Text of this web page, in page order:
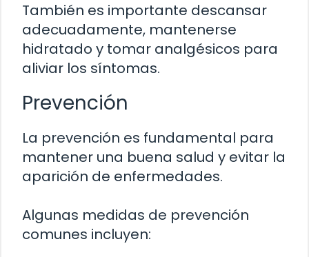
También es importante descansar
adecuadamente, mantenerse
hidratado y tomar analgésicos para
aliviar los síntomas.
Prevención
La prevención es fundamental para
mantener una buena salud y evitar la
aparición de enfermedades.
Algunas medidas de prevención
comunes incluyen: